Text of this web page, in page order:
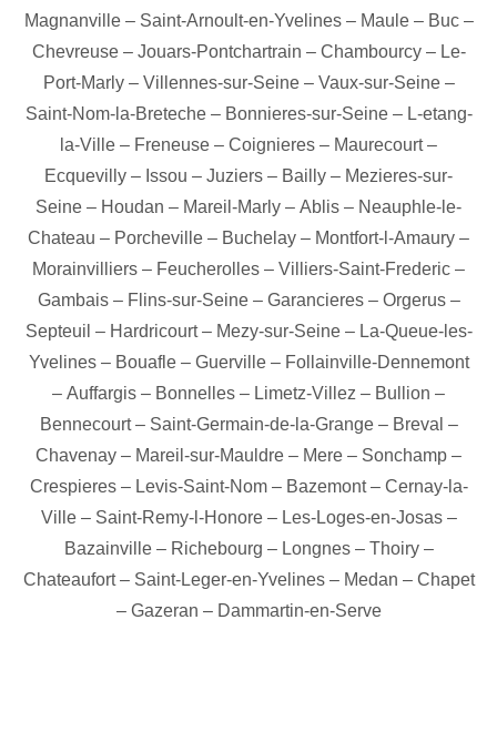
Magnanville– Saint-Arnoult-en-Yvelines– Maule– Buc–
Chevreuse– Jouars-Pontchartrain – Chambourcy– Le-
Port-Marly– Villennes-sur-Seine– Vaux-sur-Seine–
Saint-Nom-la-Breteche– Bonnieres-sur-Seine– L-etang-
la-Ville – Freneuse – Coignieres – Maurecourt–
Ecquevilly – Issou – Juziers – Bailly – Mezieres-sur-
Seine – Houdan – Mareil-Marly – Ablis – Neauphle-le-
Chateau – Porcheville – Buchelay – Montfort-l-Amaury –
Morainvilliers – Feucherolles – Villiers-Saint-Frederic –
Gambais– Flins-sur-Seine– Garancieres– Orgerus–
Septeuil – Hardricourt– Mezy-sur-Seine– La-Queue-les-
Yvelines– Bouafle– Guerville– Follainville-Dennemont
– Auffargis – Bonnelles – Limetz-Villez – Bullion –
Bennecourt– Saint-Germain-de-la-Grange– Breval –
Chavenay – Mareil-sur-Mauldre – Mere – Sonchamp –
Crespieres– Levis-Saint-Nom– Bazemont– Cernay-la-
Ville– Saint-Remy-l-Honore– Les-Loges-en-Josas–
Bazainville– Richebourg – Longnes– Thoiry–
Chateaufort– Saint-Leger-en-Yvelines– Medan – Chapet
– Gazeran – Dammartin-en-Serve